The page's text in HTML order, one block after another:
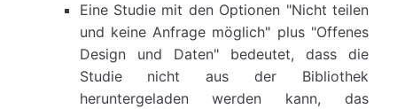
Eine Studie mit den Optionen "Nicht teilen
und keine Anfrage möglich" plus "Offenes
Design und Daten" bedeutet, dass die
Studie nicht aus der Bibliothek
heruntergeladen werden kann, das